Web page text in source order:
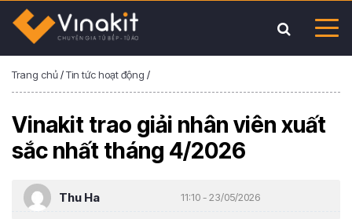
Trang chủ/Tin tức hoạt động /
Vinakit trao giải nhân viên xuất
sắc nhất tháng 4/2026
Thu Ha 11:10 - 23/05/2026